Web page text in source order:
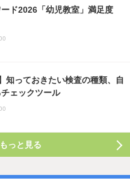
ド2026「幼児教室」満足度
知っておきたい検査の種類、自
ェックツール
っと見る